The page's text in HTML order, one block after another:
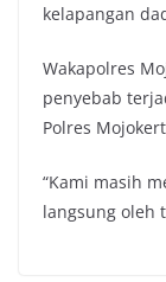
kelapangan
Wakapolres
penyebab
Polres
“Kami masih
langsung oleh